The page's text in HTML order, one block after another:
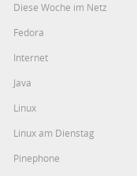
Diese Woche im Netz
Fedora
Internet
Java
Linux
Linux am Dienstag
Pinephone